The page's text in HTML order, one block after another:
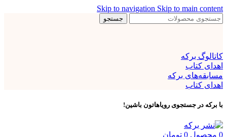
Skip to navigation Skip to main content
جستجو
کاتالوگ برکه
اهدای کتاب
مسابقه‌های برکه
اهدای کتاب
با برکه در جستجوی رویاهاتون باشین!
0 محصول 0 تومان